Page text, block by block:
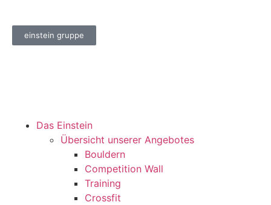
einstein gruppe
Das Einstein
Übersicht unserer Angebotes
Bouldern
Competition Wall
Training
Crossfit